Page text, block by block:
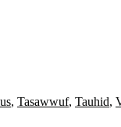
, Tasawwuf, Tauhid,